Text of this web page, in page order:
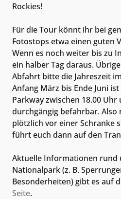
Rockies!
Für die Tour könnt ihr bei
Fotostops etwa einen guten
Wenn es noch weiter bis zu
ein halber Tag daraus.
Abfahrt bitte die Jahreszeit
Anfang März bis Ende Juni
Parkway zwischen 18.00
durchgängig befahrbar.
plötzlich vor einer Schranke
führt euch dann auf den
Aktuelle Informationen rund
Nationalpark (z. B.
Besonderheiten) gibt es auf
Seite.